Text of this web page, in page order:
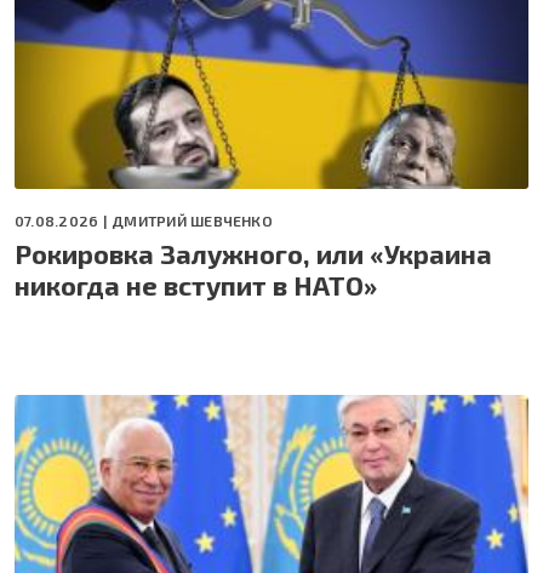
07.08.2026 | ДМИТРИЙ ШЕВЧЕНКО
Рокировка Залужного, или «Украина
никогда не вступит в НАТО»